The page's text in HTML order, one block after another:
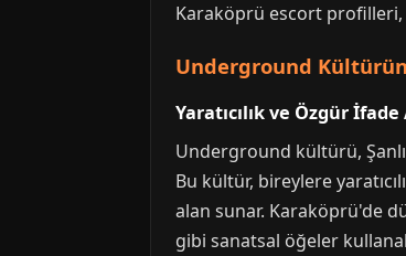
Karaköprü escort profilleri,
Underground
Yaratıcılık ve Özgür
Underground kültürü,
Bu kültür, bireylere
alan sunar. Karaköprü'de
gibi sanatsal öğeler